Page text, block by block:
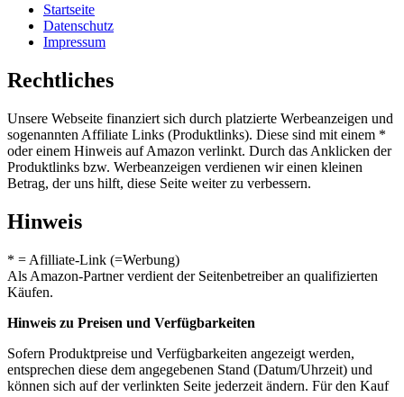
Startseite
Datenschutz
Impressum
Rechtliches
Unsere Webseite finanziert sich durch platzierte Werbeanzeigen und
sogenannten Affiliate Links (Produktlinks). Diese sind mit einem *
oder einem Hinweis auf Amazon verlinkt. Durch das Anklicken der
Produktlinks bzw. Werbeanzeigen verdienen wir einen kleinen
Betrag, der uns hilft, diese Seite weiter zu verbessern.
Hinweis
* = Afilliate-Link (=Werbung)
Als Amazon-Partner verdient der Seitenbetreiber an qualifizierten
Käufen.
Hinweis zu Preisen und Verfügbarkeiten
Sofern Produktpreise und Verfügbarkeiten angezeigt werden,
entsprechen diese dem angegebenen Stand (Datum/Uhrzeit) und
können sich auf der verlinkten Seite jederzeit ändern. Für den Kauf